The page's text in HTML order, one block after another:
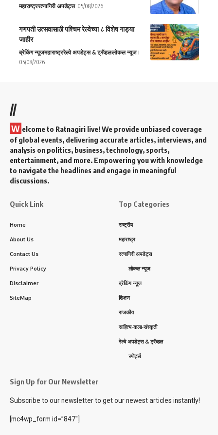
महाराष्ट्ररत्नागिरी अपडेट्स 05/08/2026
गणपती उत्सवासाठी पश्चिम रेल्वेच्या ८ विशेष गाड्या
जाहीर
ब्रेकिंग न्यूजमहाराष्ट्ररेल्वे अपडेट्स & ट्रॅव्हललोकल न्यूज
05/08/2026
//
W elcome to Ratnagiri live! We provide unbiased coverage
of global events, delivering accurate articles, interviews, and
analysis on politics, business, technology, sports,
entertainment, and more. Empowering you with knowledge
to navigate the headlines and engage in meaningful
discussions.
Quick Link
Home
About Us
Contact Us
Privacy Policy
Disclaimer
SiteMap
Top Categories
राष्ट्रीय
महाराष्ट्र
रत्नागिरी अपडेट्स
लोकल न्यूज
ब्रेकिंग न्यूज
शिक्षण
राजकीय
साहित्य-कला-संस्कृती
रेल्वे अपडेट्स & ट्रॅव्हल
स्पोर्ट्स
Sign Up for Our Newsletter
Subscribe to our newsletter to get our newest articles instantly!
[mc4wp_form id=”847″]